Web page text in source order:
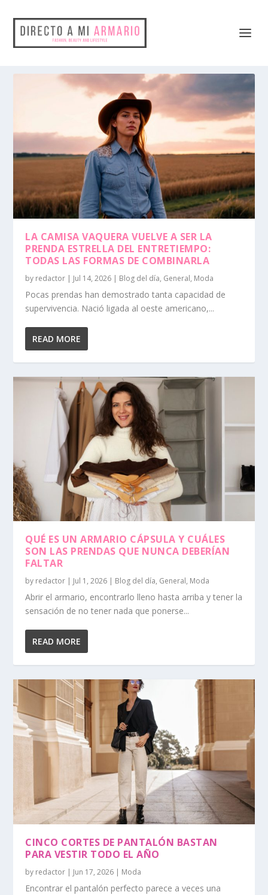
LA CAMISA VAQUERA VUELVE A SER LA
PRENDA ESTRELLA DEL ENTRETIEMPO:
TODAS LAS FORMAS DE COMBINARLA
by redactor | Jul 14, 2026 | Blog del día, General, Moda
Pocas prendas han demostrado tanta capacidad de
supervivencia. Nació ligada al oeste americano,...
READ MORE
QUÉ ES UN ARMARIO CÁPSULA Y CUÁLES
SON LAS PRENDAS QUE NUNCA DEBERÍAN
FALTAR
by redactor | Jul 1, 2026 | Blog del día, General, Moda
Abrir el armario, encontrarlo lleno hasta arriba y tener la
sensación de no tener nada que ponerse...
READ MORE
CINCO CORTES DE PANTALÓN BASTAN
PARA VESTIR TODO EL AÑO
by redactor | Jun 17, 2026 | Moda
Encontrar el pantalón perfecto parece a veces una